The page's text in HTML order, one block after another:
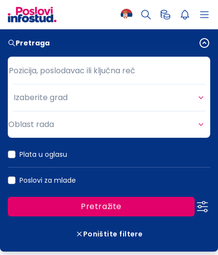
Pretraga
Pozicija, poslodavac ili ključna reč
Pozicija, poslodavac ili ključna reč
Grad
Izaberite grad
Oblast rada
Plata u oglasu
Poslovi za mlade
Pretražite
Poništite filtere